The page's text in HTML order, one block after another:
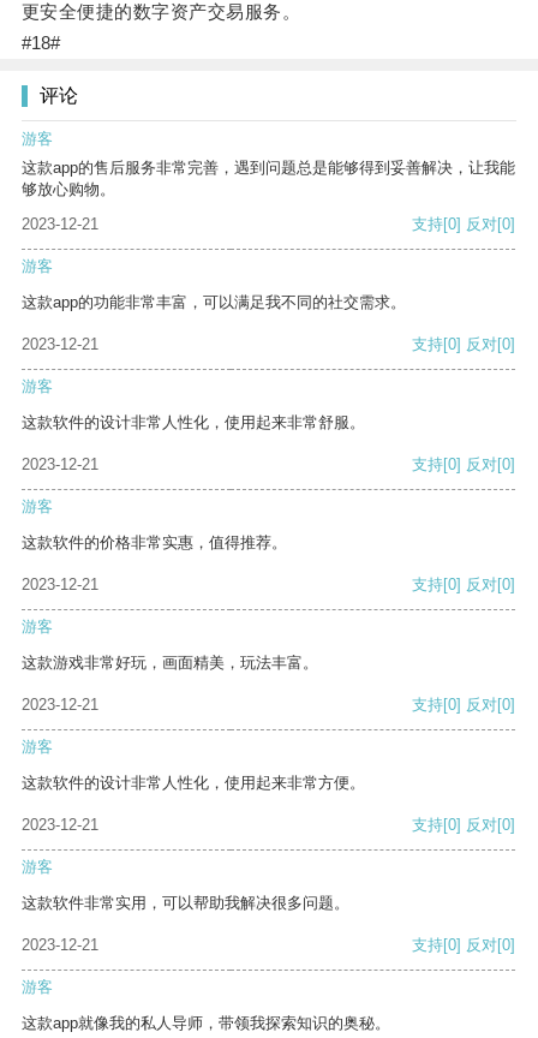
更安全便捷的数字资产交易服务。
#18#
评论
游客
这款app的售后服务非常完善，遇到问题总是能够得到妥善解决，让我能
够放心购物。
2023-12-21
支持[0] 反对[0]
游客
这款app的功能非常丰富，可以满足我不同的社交需求。
2023-12-21 支持[0] 反对[0]
游客
这款软件的设计非常人性化，使用起来非常舒服。
2023-12-21 支持[0] 反对[0]
游客
这款软件的价格非常实惠，值得推荐。
2023-12-21 支持[0] 反对[0]
游客
这款游戏非常好玩，画面精美，玩法丰富。
2023-12-21 支持[0] 反对[0]
游客
这款软件的设计非常人性化，使用起来非常方便。
2023-12-21 支持[0] 反对[0]
游客
这款软件非常实用，可以帮助我解决很多问题。
2023-12-21 支持[0] 反对[0]
游客
这款app就像我的私人导师，带领我探索知识的奥秘。